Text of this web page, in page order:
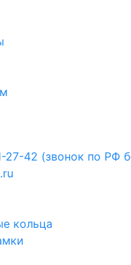
27-42 (звонок по РФ
кольца